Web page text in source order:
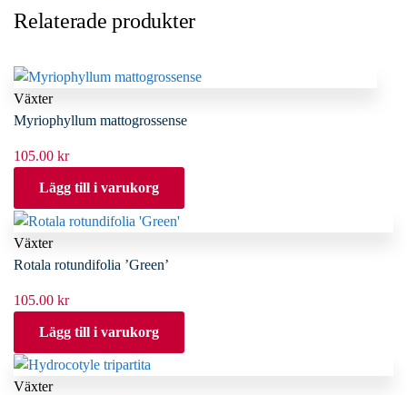
Relaterade produkter
Växter
Myriophyllum mattogrossense
105.00 kr
Lägg till i varukorg
Växter
Rotala rotundifolia ’Green’
105.00 kr
Lägg till i varukorg
Växter